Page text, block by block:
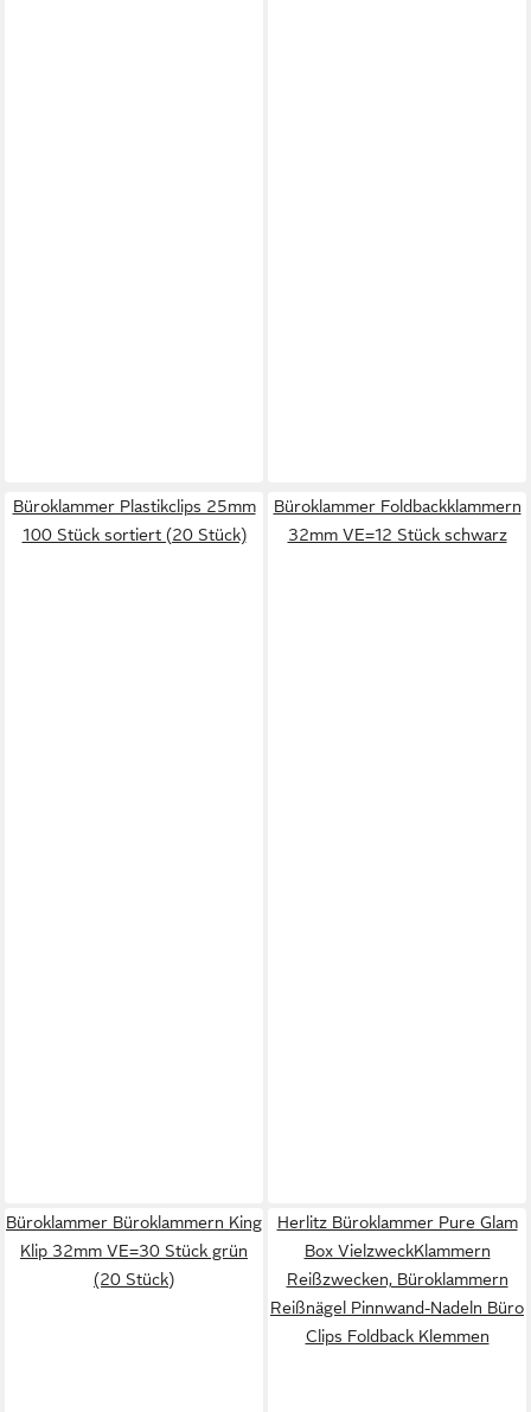
Büroklammer Plastikclips 25mm
100 Stück sortiert (20 Stück)
Büroklammer Foldbackklammern
32mm VE=12 Stück schwarz
Büroklammer Büroklammern King
Klip 32mm VE=30 Stück grün
(20 Stück)
Herlitz Büroklammer Pure Glam
Box VielzweckKlammern
Reißzwecken, Büroklammern
Reißnägel Pinnwand-Nadeln Büro
Clips Foldback Klemmen